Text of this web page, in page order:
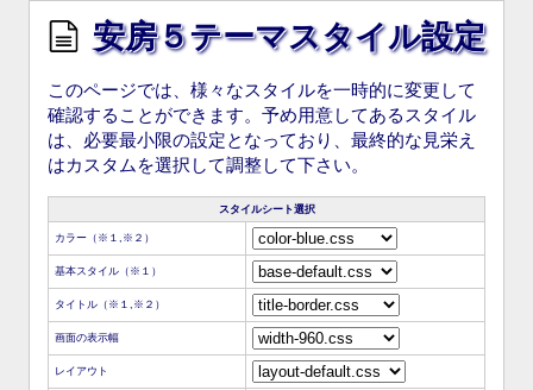
安房５テーマスタイル設定
このページでは、様々なスタイルを一時的に変更して
確認することができます。予め用意してあるスタイル
は、必要最小限の設定となっており、最終的な見栄え
はカスタムを選択して調整して下さい。
スタイルシート選択
カラー（※１,※２）
基本スタイル（※１）
タイトル（※１,※２）
画面の表示幅
レイアウト